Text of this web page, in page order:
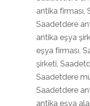
antika firması,
Saadetdere
antika eşya
eşya firması,
şirketi,
Saadetdere
Saadetdere
antika eşya